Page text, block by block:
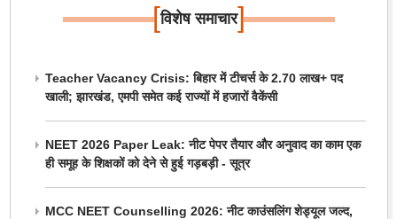
[विशेष समाचार]
Teacher Vacancy Crisis: बिहार में टीचर्स के 2.70 लाख+ पद
खाली; झारखंड, एमपी समेत कई राज्यों में हजारों वैकेंसी
NEET 2026 Paper Leak: नीट पेपर तैयार और अनुवाद का काम एक
ही समूह के शिक्षकों को देने से हुई गड़बड़ी - सूत्र
MCC NEET Counselling 2026: नीट काउंसलिंग शेड्यूल जल्द,